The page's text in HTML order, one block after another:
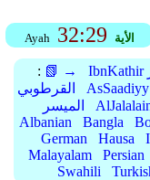
Ayah 32:29 الأية
: 📗 →
القرطوبي
الميسر
Albanian
Bangla
German
Hausa
Malayalam
Persian
Swahili